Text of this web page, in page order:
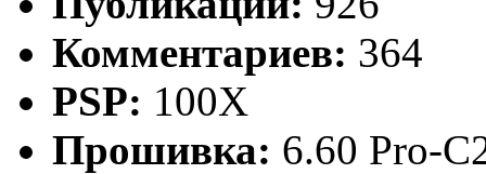
Комментариев: 364
PSP: 100X
Прошивка: 6.60 Pro-